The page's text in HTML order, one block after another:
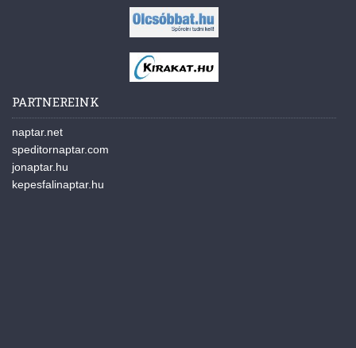
PARTNEREINK
naptar.net
speditornaptar.com
jonaptar.hu
kepesfalinaptar.hu